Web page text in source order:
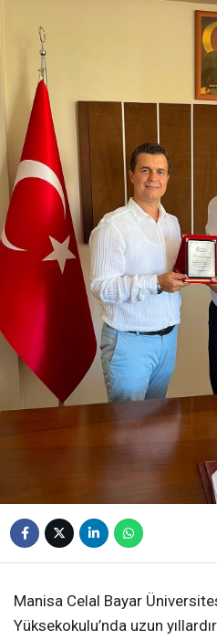
Manisa Celal Bayar
Yüksekokulu’nda uzun